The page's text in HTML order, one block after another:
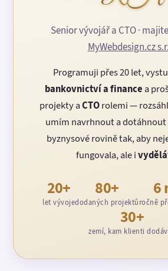
Senior vývojář a CTO ·
MyWebdesign.cz
Programuji přes 20 let,
bankovnictví a finance a
projekty aCTOrolemi —
umím navrhnout a dotáhnout
byznysové rovině tak, aby
fungovala, ale i
20+
let vývoje
80+
dodaných projektů
6
ročně
30+
zemí, kam klienti